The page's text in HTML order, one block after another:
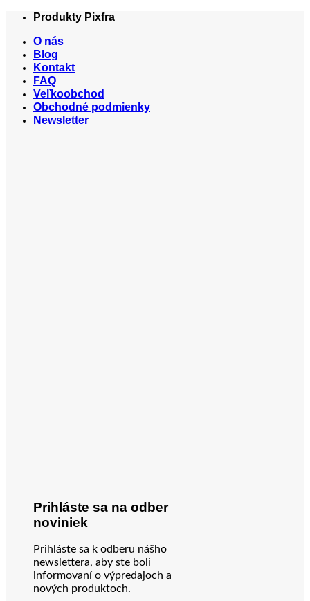
Skip
content
Produkty Pixfra
O nás
Blog
Kontakt
FAQ
Veľkoobchod
Obchodné podmienky
Newsletter
Prihláste sa na odber
noviniek
Prihláste sa k odberu nášho
newslettera, aby ste boli
informovaní o výpredajoch a
nových produktoch.